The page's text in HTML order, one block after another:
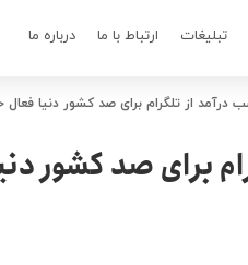
تبلیغات ارتباط با ما درباره ما
درآمد از تلگرام برای صد کشور دنیا فعال
برای صد کشور